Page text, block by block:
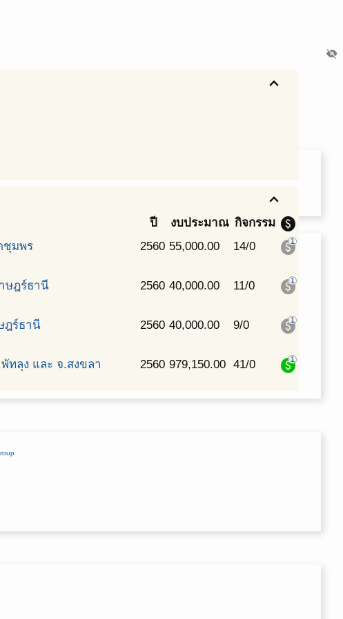
visibility_off
expand_less
expand_less
ปี งบประมาณ กิจกรรม paid
ชุมพร
2560 55,000.00 14/0 paid
1
ษฎร์ธานี
2560 40,000.00 11/0 paid
1
ฎร์ธานี
2560 40,000.00 9/0 paid
1
ทลุง และ จ.สงขลา
2560 979,150.00 41/0 paid
1